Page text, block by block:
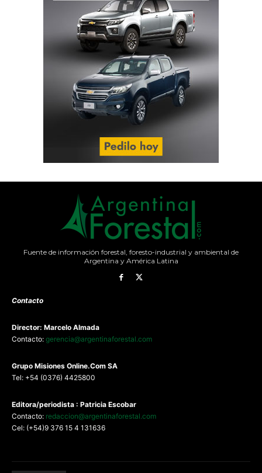
Fuente de información forestal, foresto-industrial y ambiental de
Argentina y América Latina
Contacto
Director: Marcelo Almada
Contacto: gerencia@argentinaforestal.com
Grupo Misiones Online.Com SA
Tel: +54 (0376) 4425800
Editora/periodista : Patricia Escobar
Contacto: redaccion@argentinaforestal.com
Cel: (+54)9 376 15 4 131636